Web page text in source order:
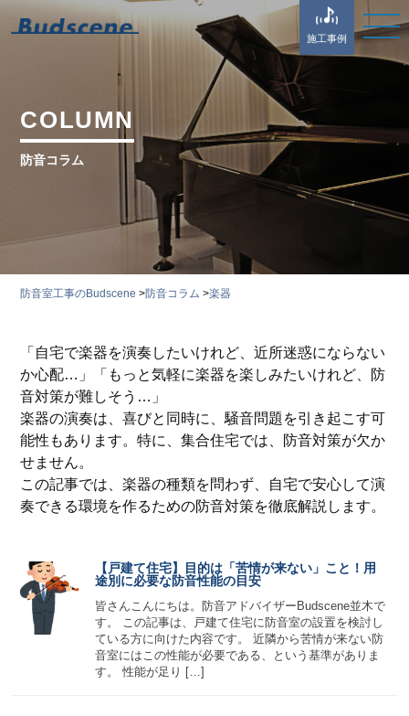
施工事例
COLUMN
防音コラム
防音室工事のBudscene >防音コラム >楽器
「自宅で楽器を演奏したいけれど、近所迷惑にならない
か心配…」「もっと気軽に楽器を楽しみたいけれど、防
音対策が難しそう…」
楽器の演奏は、喜びと同時に、騒音問題を引き起こす可
能性もあります。特に、集合住宅では、防音対策が欠か
せません。
この記事では、楽器の種類を問わず、自宅で安心して演
奏できる環境を作るための防音対策を徹底解説します。
【戸建て住宅】目的は「苦情が来ない」こと！用
途別に必要な防音性能の目安
皆さんこんにちは。防音アドバイザーBudscene並木で
す。 この記事は、戸建て住宅に防音室の設置を検討し
ている方に向けた内容です。 近隣から苦情が来ない防
音室にはこの性能が必要である、という基準がありま
す。 性能が足り […]